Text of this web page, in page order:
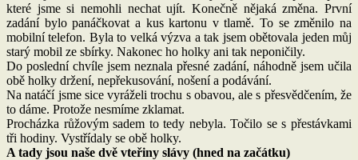
které jsme si nemohli nechat ujít. Konečně nějaká změna. První
zadání bylo panáčkovat a kus kartonu v tlamě. To se změnilo na
mobilní telefon. Byla to velká výzva a tak jsem obětovala jeden můj
starý mobil ze sbírky. Nakonec ho holky ani tak neponičily.
Do poslední chvíle jsem neznala přesné zadání, náhodně jsem učila
obě holky držení, nepřekusování, nošení a podávání.
Na natáčí jsme sice vyráželi trochu s obavou, ale s přesvědčením, že
to dáme. Protože nesmíme zklamat.
Procházka růžovým sadem to tedy nebyla. Točilo se s přestávkami
tři hodiny. Vystřídaly se obě holky.
A tady jsou naše dvě vteřiny slávy (hned na začátku)